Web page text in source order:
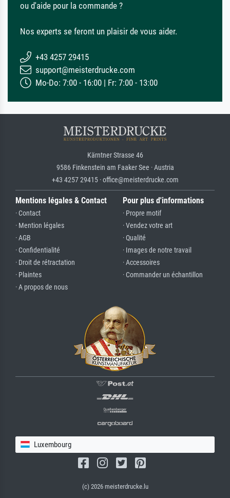
ou d'aide pour la commande ?
Nos experts se feront un plaisir de vous aider.
+43 4257 29415
support@meisterdrucke.com
Mo-Do: 7:00 - 16:00 | Fr: 7:00 - 13:00
Kärntner Strasse 46
9586 Finkenstein am Faaker See · Austria
+43 4257 29415 · office@meisterdrucke.com
Mentions légales & Contact
· Contact
· Mention légales
· AGB
· Confidentialité
· Droit de rétractation
· Plaintes
· A propos de nous
Pour plus d'informations
· Propre motif
· Vendez votre art
· Qualité
· Images de notre travail
· Accessoires
· Commander un échantillon
Luxembourg
(c) 2026 meisterdrucke.lu